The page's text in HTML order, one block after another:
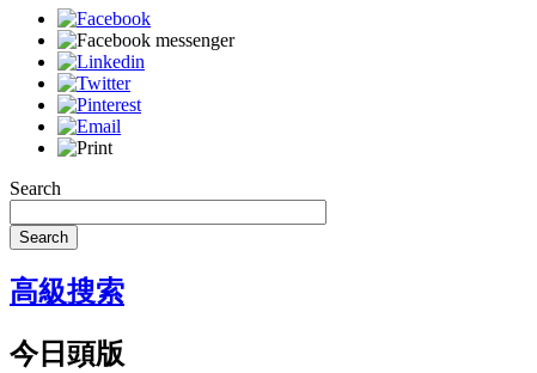
Search
Search
高級搜索
今日頭版